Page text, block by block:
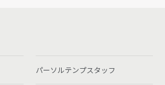
パーソルテンプスタッフ